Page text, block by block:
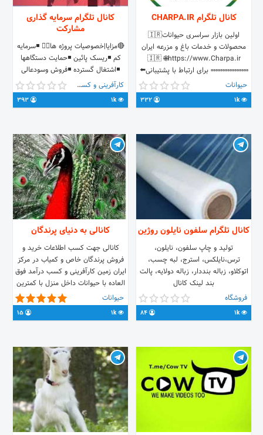
کانال تلگرام CHARPA.IR
اولین بازار سراسری حیوانات🇮🇷
محصولات و خدمات باغ و مزرعه ایران
🇮🇷 🌐https://www.Charpa.ir
▫️▫️▫️▫️▫️▫️▫️▫️▫️▫️▫️▫️▫️▫️▫️▫️ برای ارتباط با پشتیبانی⬅️
@charpa_help
https://instagram.com/charpa.ir
حیوانات
1k
کانال تلگرام سرمایه گذاری
مشارکت
🔴مزایا|خصوصیات پروژه ها👇🏼 ◾️سرمایه
کم ◾️ریسک پائین ◾️حمایت دستگاهها
◾️اشتغال گسترده ◾️فروش وسودعالی
◾️توزیع گسترده درکشور ◾️قابلیت
صادرات 👈🏼کلیه برنامه های باشگاه 🌹
💯 @khz0613✔️ 👈🏼کانال رسمی باشگاه
کارآفرینی و کسب و کار
1k
کانال تلگرام سلفون نایلون روژین
تولید و چاپ سلفون، نایلون،
ترس،نایلکس، استرج، لبه چسب،
اتوکلاو، زباله بنددار، زباله دولایه، پالت
بند لینک کانال
https://t.me/selefonnaylonvahid
سایت روژین پلاست
www.rozhinplast.ir
فروشگاه
1k
کانالی به دنیای پرندگان
کانالی جهت کسب اطلاعات خرید و
فروش پرندگان خاص و کمیاب در مرکز
ایران زمین کارآفرینی و کسب درآمد فوق
العاده با حیوانات داخل منزل با کمترین
سرمایه بهترین شغل و تفریح و درآمد
میلیونی
حیوانات
1k